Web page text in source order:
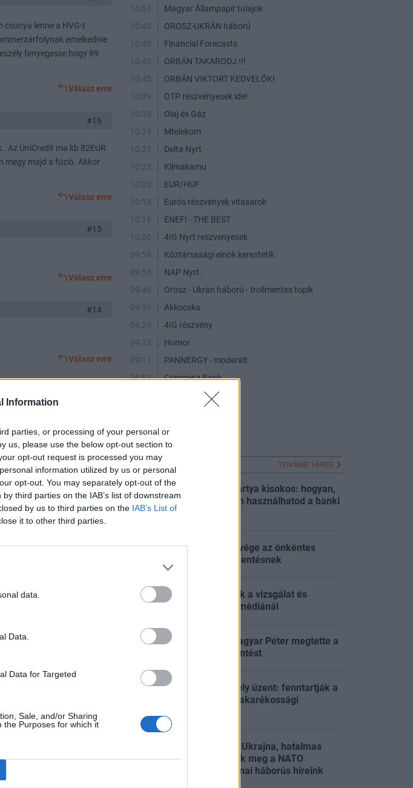
Information
parties, or processing of your personal or
us, please use the below opt-out section to
opt-out request is processed you may
information utilized by us or personal
opt-out. You may separately opt-out of the
third parties on the IAB’s list of downstream
by us to third parties on the IAB’s List of
it to other third parties.
data.
Data.
Data for Targeted
Sale, and/or Sharing
the Purposes for which it
csúnya lenne a HVG-t
emelkednie
fenyegesse hogy 89
Válasz erre
#16
Az UniCredit ma kb 82EUR
megy majd a fúzió. Akkor
Válasz erre
#15
Válasz erre
#14
Válasz erre
Válasz erre
#12
mantráztam hogy
ezt az USAban 34 felett
most 50 körül vagyunk .
adna az árfolyamnak és
10:51
Magyar Állampapír tulajok
10:48
OROSZ-UKRÁN háború
10:48
Financial Forecasts
10:45
ORBÁN TAKARODJ !!!
10:45
ORBÁN VIKTORT KEDVELŐK!
10:39
OTP részvényesek ide!
10:38
Olaj és Gáz
10:34
Mtelekom
10:31
Delta Nyrt
10:23
Klímakamu
10:20
EUR/HUF
10:18
Eurós részvények vitasarok
10:16
ENEFI - THE BEST
10:00
4IG Nyrt reszvenyesek.
09:58
Köztársasági elnök kerestetik
09:56
NAP Nyrt.
09:46
Orosz - Ukrán háború - trollmentes topik
09:33
Akkocska
09:29
4IG részvény
09:13
Humor
09:11
PANNERGY - moderalt
08:53
Commerz Bank
21:48
Akko fórum
FRISS HÍREK TOVÁBBI HÍREK
11:00
Digitális SZÉP-kártya kisokos: hogyan,
mire és mire nem használhatod a banki
újítást?
Tisza-kormány: vége az önkéntes
fogyasztáscsökkentésnek
10:56
Tarr Zoltán: folyik a vizsgálat és
átvilágítás a közmédiánál
10:50
Energiakrízis: Magyar Péter megtette a
várva várt bejelentést
Karácsony Gergely üzent: fenntartják a
főváros energiatakarékossági
Elitklubba lép be Ukrajna, hatalmas
robbanást előztek meg a NATO
repterén – Ukrajnai háborús híreink